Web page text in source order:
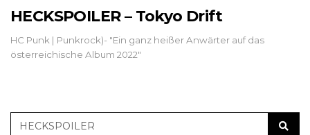
HECKSPOILER – Tokyo Drift
HC Punk | Punkrock)- "Ein ganz heißer Anwärter auf das
österreichische Album 2022"